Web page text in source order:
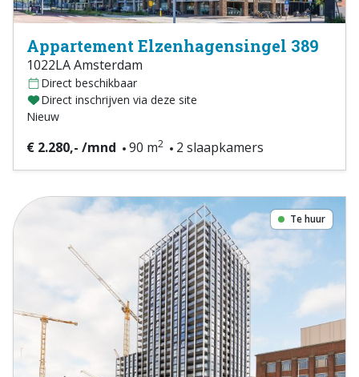
Appartement Elzenhagensingel 389
1022LA Amsterdam
Direct beschikbaar
Direct inschrijven via deze site
Nieuw
€ 2.280,- /mnd 90 m2 2 slaapkamers
Te huur